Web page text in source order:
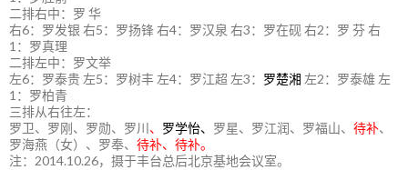
二排右中：罗 华
右6：罗发银 右5：罗扬锋 右4：罗汉泉 右3：罗在砚 右2：罗 芬 右
1：罗真理
二排左中：罗文举
左6：罗泰贵 左5：罗树丰 左4：罗江超 左3： 罗楚湘 左2：罗泰雄 左
1：罗柏青
三排从右往左：
罗卫、罗刚、罗勋、罗川 、 罗学怡、 罗星、罗江润、罗福山、 待补、
罗海燕（女）、罗奉、 待补、待补。
注：2014.10.26，摄于丰台总后北京基地会议室。